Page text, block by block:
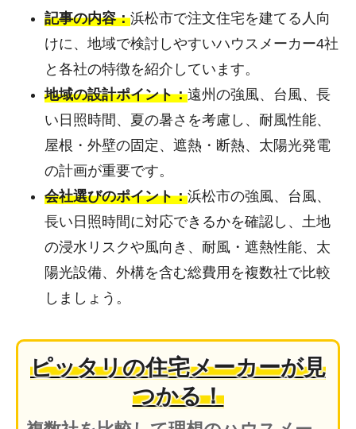
記事の内容：浜松市で注文住宅を建てる人向
けに、地域で検討しやすいハウスメーカー4社
と各社の特徴を紹介しています。
地域の設計ポイント：遠州の強風、台風、長
い日照時間、夏の暑さを考慮し、耐風性能、
屋根・外壁の固定、遮熱・断熱、太陽光発電
の計画が重要です。
会社選びのポイント：浜松市の強風、台風、
長い日照時間に対応できるかを確認し、土地
の浸水リスクや風向き、耐風・遮熱性能、太
陽光設備、外構を含む総費用を複数社で比較
しましょう。
ピッタリの住宅メーカーが見
つかる！